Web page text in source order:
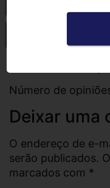
Número de
Deixar uma
O endereço de e-
serão publicados.
marcados com *